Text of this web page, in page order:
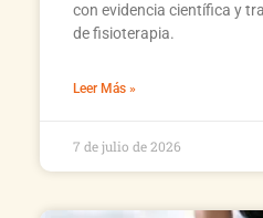
con evidencia científica y
de fisioterapia.
Leer Más »
7 de julio de 2026